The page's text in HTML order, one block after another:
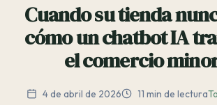
Cuando su tienda
cómo un chatbot IA
el comercio
4 de abril de 2026 11 min de lectura